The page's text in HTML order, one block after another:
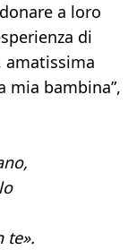
a loro
di
amatissima
mia bambina”,
te».